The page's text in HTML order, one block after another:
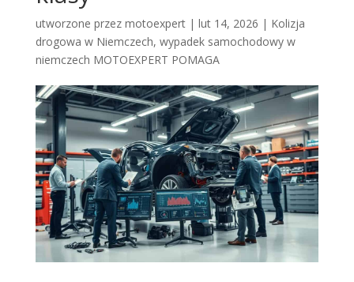
utworzone przez motoexpert| lut 14, 2026 | Kolizja
drogowa w Niemczech, wypadek samochodowy w
niemczech MOTOEXPERT POMAGA